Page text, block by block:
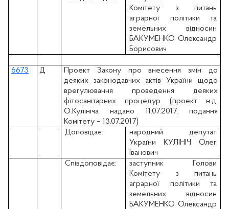
Комітету з питань
аграрної політики та
земельних відносин
БАКУМЕНКО Олександр
Борисович
6673 Д
Проект Закону про внесення змін до
деяких законодавчих актів України щодо
врегулювання проведення деяких
фітосанітарних процедур (проект н.д.
О.Кулініча надано 11.07.2017, подання
Комітету – 13.07.2017)
Доповідає:
народний депутат
України КУЛІНІЧ Олег
Іванович
Співдоповідає:
заступник Голови
Комітету з питань
аграрної політики та
земельних відносин
БАКУМЕНКО Олександр